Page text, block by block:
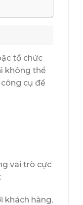
tổ chức
không thể
cụ để
vai trò cực
khách hàng,